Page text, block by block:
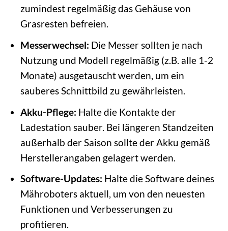
zumindest regelmäßig das Gehäuse von
Grasresten befreien.
Messerwechsel: Die Messer sollten je nach
Nutzung und Modell regelmäßig (z.B. alle 1-2
Monate) ausgetauscht werden, um ein
sauberes Schnittbild zu gewährleisten.
Akku-Pflege: Halte die Kontakte der
Ladestation sauber. Bei längeren Standzeiten
außerhalb der Saison sollte der Akku gemäß
Herstellerangaben gelagert werden.
Software-Updates: Halte die Software deines
Mähroboters aktuell, um von den neuesten
Funktionen und Verbesserungen zu
profitieren.